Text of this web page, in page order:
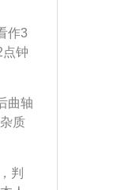
措
的
将
东
起
酸
剂
启
作3
点钟
住
的
实
曲轴
质
果
、
体
判